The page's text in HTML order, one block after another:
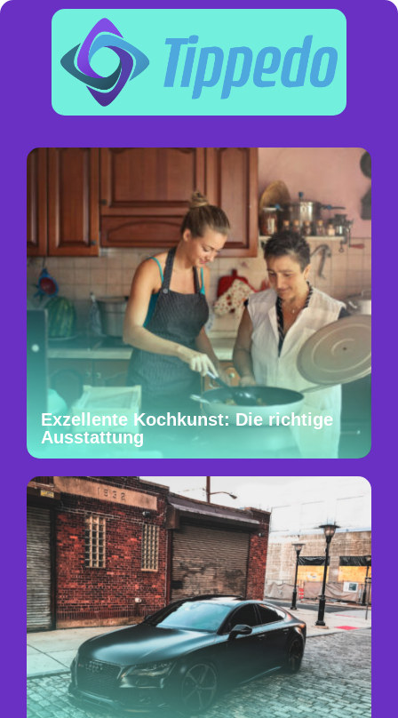
Exzellente Kochkunst: Die richtige
Ausstattung